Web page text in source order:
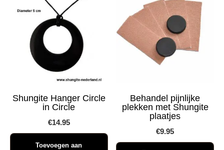
Shungite Hanger Circle
in Circle
€14.95
Toevoegen aan
Behandel pijnlijke
plekken met Shungite
plaatjes
€9.95